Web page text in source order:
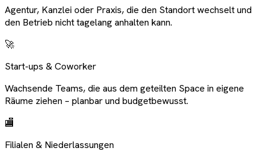
Agentur, Kanzlei oder Praxis, die den Standort wechselt und
den Betrieb nicht tagelang anhalten kann.
🚀
Start-ups & Coworker
Wachsende Teams, die aus dem geteilten Space in eigene
Räume ziehen – planbar und budgetbewusst.
🏬
Filialen & Niederlassungen